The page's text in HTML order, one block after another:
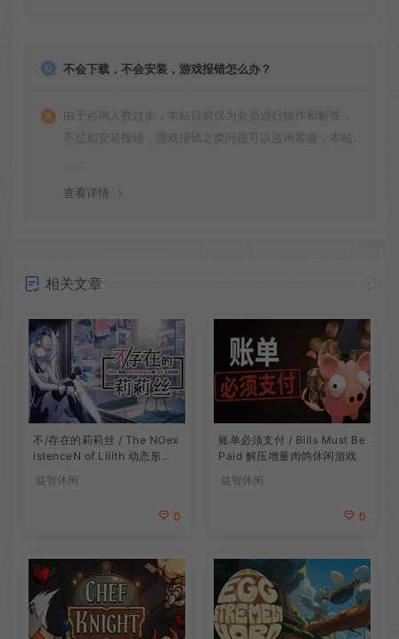
不会下载，不会安装，游戏报错怎么办？
由于咨询人数过多，本站目前仅为会员进行操作和解答，
不过如安装报错，游戏报错之类问题可以咨询客服，本站
查看详情
相关文章
不/存在的莉莉丝 / The NOex
istenceN of Lilith 动态形象
益智休闲
0
账单必须支付 / Bills Must Be
Paid 解压增量肉鸽休闲游戏
益智休闲
0